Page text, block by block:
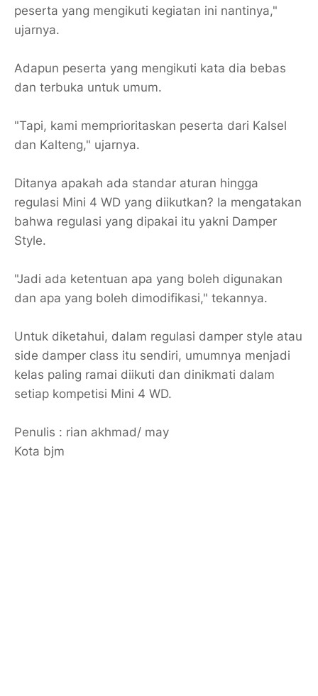
peserta yang mengikuti kegiatan ini nantinya,"
ujarnya.
Adapun peserta yang mengikuti kata dia bebas
dan terbuka untuk umum.
"Tapi, kami memprioritaskan peserta dari Kalsel
dan Kalteng," ujarnya.
Ditanya apakah ada standar aturan hingga
regulasi Mini 4 WD yang diikutkan? Ia mengatakan
bahwa regulasi yang dipakai itu yakni Damper
Style.
"Jadi ada ketentuan apa yang boleh digunakan
dan apa yang boleh dimodifikasi," tekannya.
Untuk diketahui, dalam regulasi damper style atau
side damper class itu sendiri, umumnya menjadi
kelas paling ramai diikuti dan dinikmati dalam
setiap kompetisi Mini 4 WD.
Penulis : rian akhmad/ may
Kota bjm